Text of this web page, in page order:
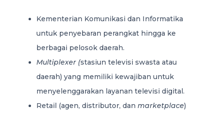
Kementerian Komunikasi dan Informatika
untuk penyebaran perangkat hingga ke
berbagai pelosok daerah.
Multiplexer (stasiun televisi swasta atau
daerah) yang memiliki kewajiban untuk
menyelenggarakan layanan televisi digital.
Retail (agen, distributor, dan marketplace)